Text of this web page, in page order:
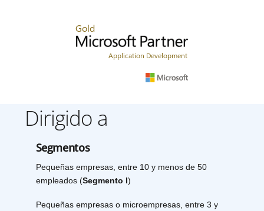
Dirigido a
Segmentos
Pequeñas empresas, entre 10 y menos de 50
empleados (Segmento I)
Pequeñas empresas o microempresas, entre 3 y